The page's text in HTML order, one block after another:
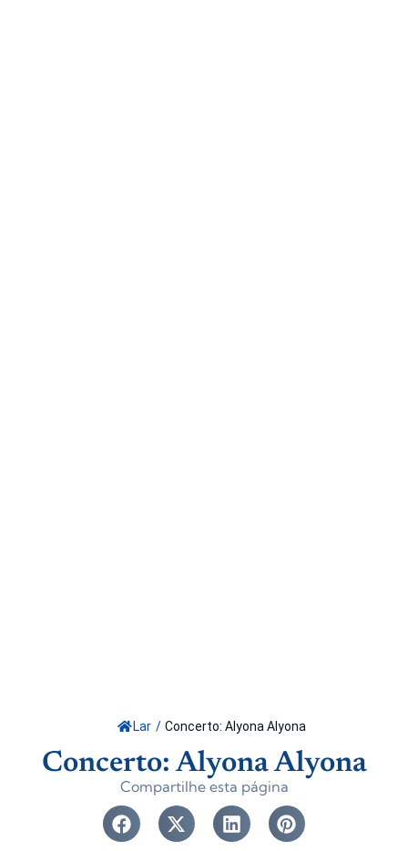
Lar / Concerto: Alyona Alyona
Concerto: Alyona Alyona
Compartilhe esta página